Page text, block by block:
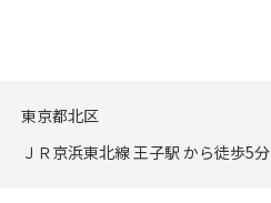
東京都北区
ＪＲ京浜東北線 王子駅 から徒歩5分